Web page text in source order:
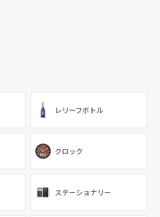
レリーフボトル
クロック
ステーショナリー